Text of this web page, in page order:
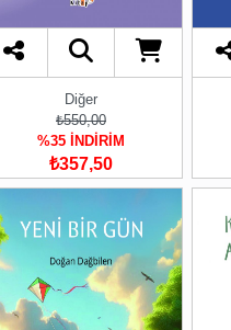
Diğer
₺550,00
%35 İNDİRİM
₺357,50